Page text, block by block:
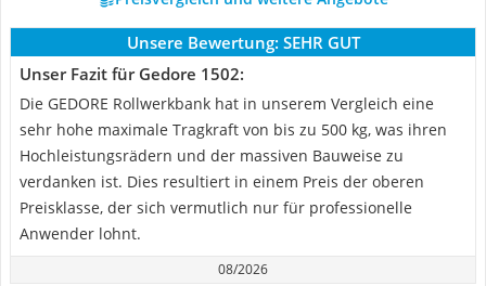
Unsere Bewertung: SEHR GUT
Unser Fazit für Gedore 1502:
Die GEDORE Rollwerkbank hat in unserem Vergleich eine
sehr hohe maximale Tragkraft von bis zu 500 kg, was ihren
Hochleistungsrädern und der massiven Bauweise zu
verdanken ist. Dies resultiert in einem Preis der oberen
Preisklasse, der sich vermutlich nur für professionelle
Anwender lohnt.
08/2026